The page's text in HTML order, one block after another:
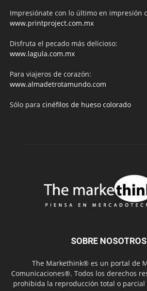
Impresiónate con lo último en impresión
www.printproject.com.mx
Disfruta el pecado más delicioso:
www.lagula.com.mx
Para viajeros de corazón:
www.almadetrotamundo.com
Sólo para cinéfilos de hueso colorado
SOBRE NOSOTROS
The Markethink® es un portal de
Comunicaciones®. Todos los derechos
prohibida la reproducción total o parcial